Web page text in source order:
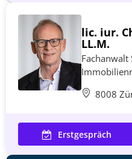
lic. iur.
LL.M.
Fachanwalt
8008
Erstgespräch